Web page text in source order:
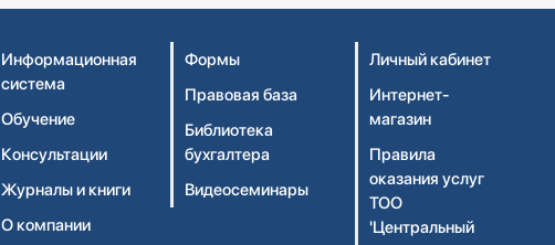
Информационная
система
Обучение
Консультации
Журналы и книги
О компании
Формы
Правовая база
Библиотека
бухгалтера
Видеосеминары
Личный кабинет
Интернет-
магазин
Правила
оказания услуг
ТОО
'Центральный